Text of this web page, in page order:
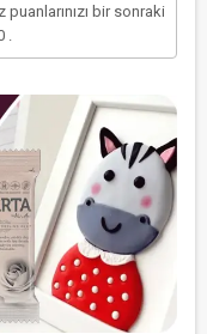
puanlarınızı bir sonraki